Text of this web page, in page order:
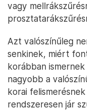
vagy
Azt valószínűleg
senkinek, miért
korábban
nagyobb a
korai
rendszeresen jár